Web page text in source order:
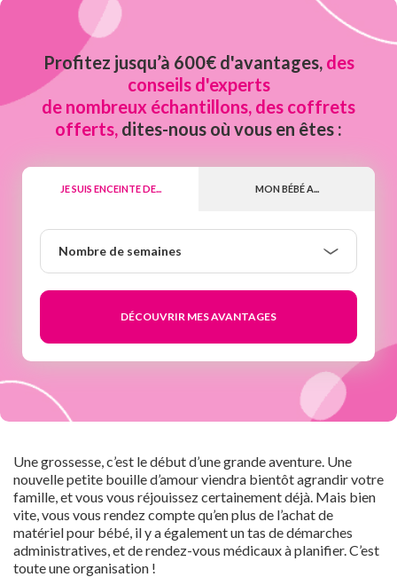
Profitez jusqu’à 600€ d'avantages, des
conseils d'experts
de nombreux échantillons, des coffrets
offerts, dites-nous où vous en êtes :
JE SUIS ENCEINTE DE... MON BÉBÉ A...
semaines
Nombre de semaines
Une grossesse, c’est le début d’une grande aventure. Une
nouvelle petite bouille d’amour viendra bientôt agrandir votre
famille, et vous vous réjouissez certainement déjà. Mais bien
vite, vous vous rendez compte qu’en plus de l’achat de
matériel pour bébé, il y a également un tas de démarches
administratives, et de rendez-vous médicaux à planifier. C’est
toute une organisation !